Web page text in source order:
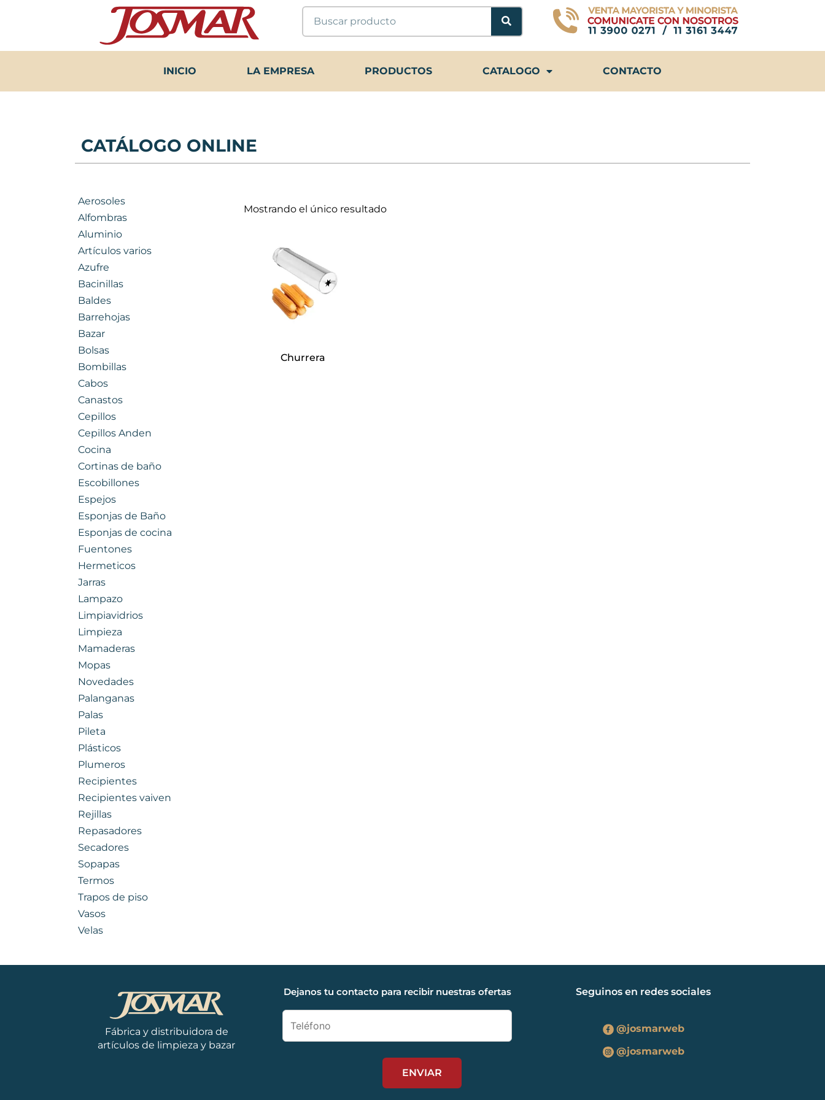
Buscar
INICIO LA EMPRESA PRODUCTOS CATALOGO CONTACTO
CATÁLOGO ONLINE
Aerosoles
Alfombras
Aluminio
Artículos varios
Azufre
Bacinillas
Baldes
Barrehojas
Bazar
Bolsas
Bombillas
Cabos
Canastos
Cepillos
Cepillos Anden
Cocina
Cortinas de baño
Escobillones
Espejos
Esponjas de Baño
Esponjas de cocina
Fuentones
Hermeticos
Jarras
Lampazo
Limpiavidrios
Limpieza
Mamaderas
Mopas
Novedades
Palanganas
Palas
Pileta
Plásticos
Plumeros
Recipientes
Recipientes vaiven
Rejillas
Repasadores
Secadores
Sopapas
Termos
Trapos de piso
Vasos
Velas
Mostrando el único resultado
Churrera
Fábrica y distribuidora de
artículos de limpieza y bazar
Dejanos tu contacto para recibir nuestras ofertas Seguinos en redes sociales
@josmarweb
@josmarweb